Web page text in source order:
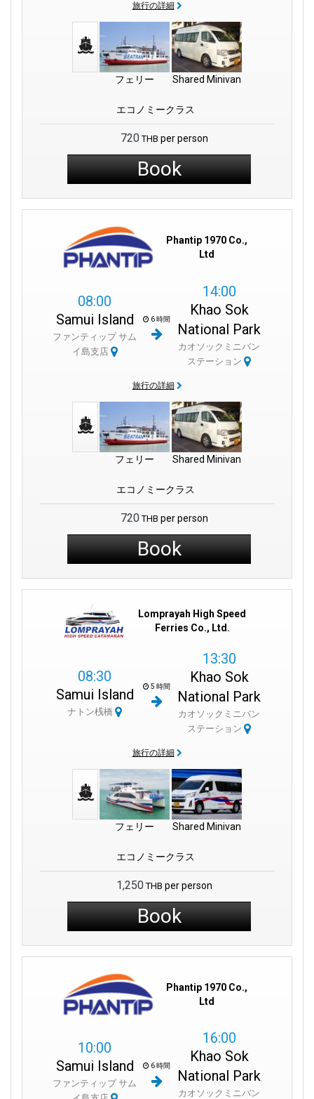
旅行の詳細
フェリー Shared Minivan
エコノミークラス
720 THB per person
Book
Phantip 1970 Co.,
Ltd
08:00
Samui Island
ファンティップ サム
イ島支店
6 時間
14:00
Khao Sok
National Park
カオソックミニバン
ステーション
旅行の詳細
フェリー Shared Minivan
エコノミークラス
720 THB per person
Book
Lomprayah High Speed
Ferries Co., Ltd.
08:30
Samui Island
ナトン桟橋
5 時間
13:30
Khao Sok
National Park
カオソックミニバン
ステーション
旅行の詳細
フェリー Shared Minivan
エコノミークラス
1,250 THB per person
Book
Phantip 1970 Co.,
Ltd
10:00
Samui Island
ファンティップ サム
6 時間
16:00
Khao Sok
National Park
カオソックミニバン